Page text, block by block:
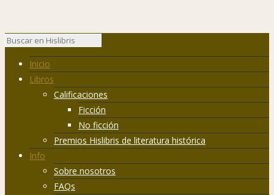
Inicio
Libros
Calificaciones
Ficción
No ficción
Premios Hislibris de literatura histórica
Info
Sobre nosotros
FAQs